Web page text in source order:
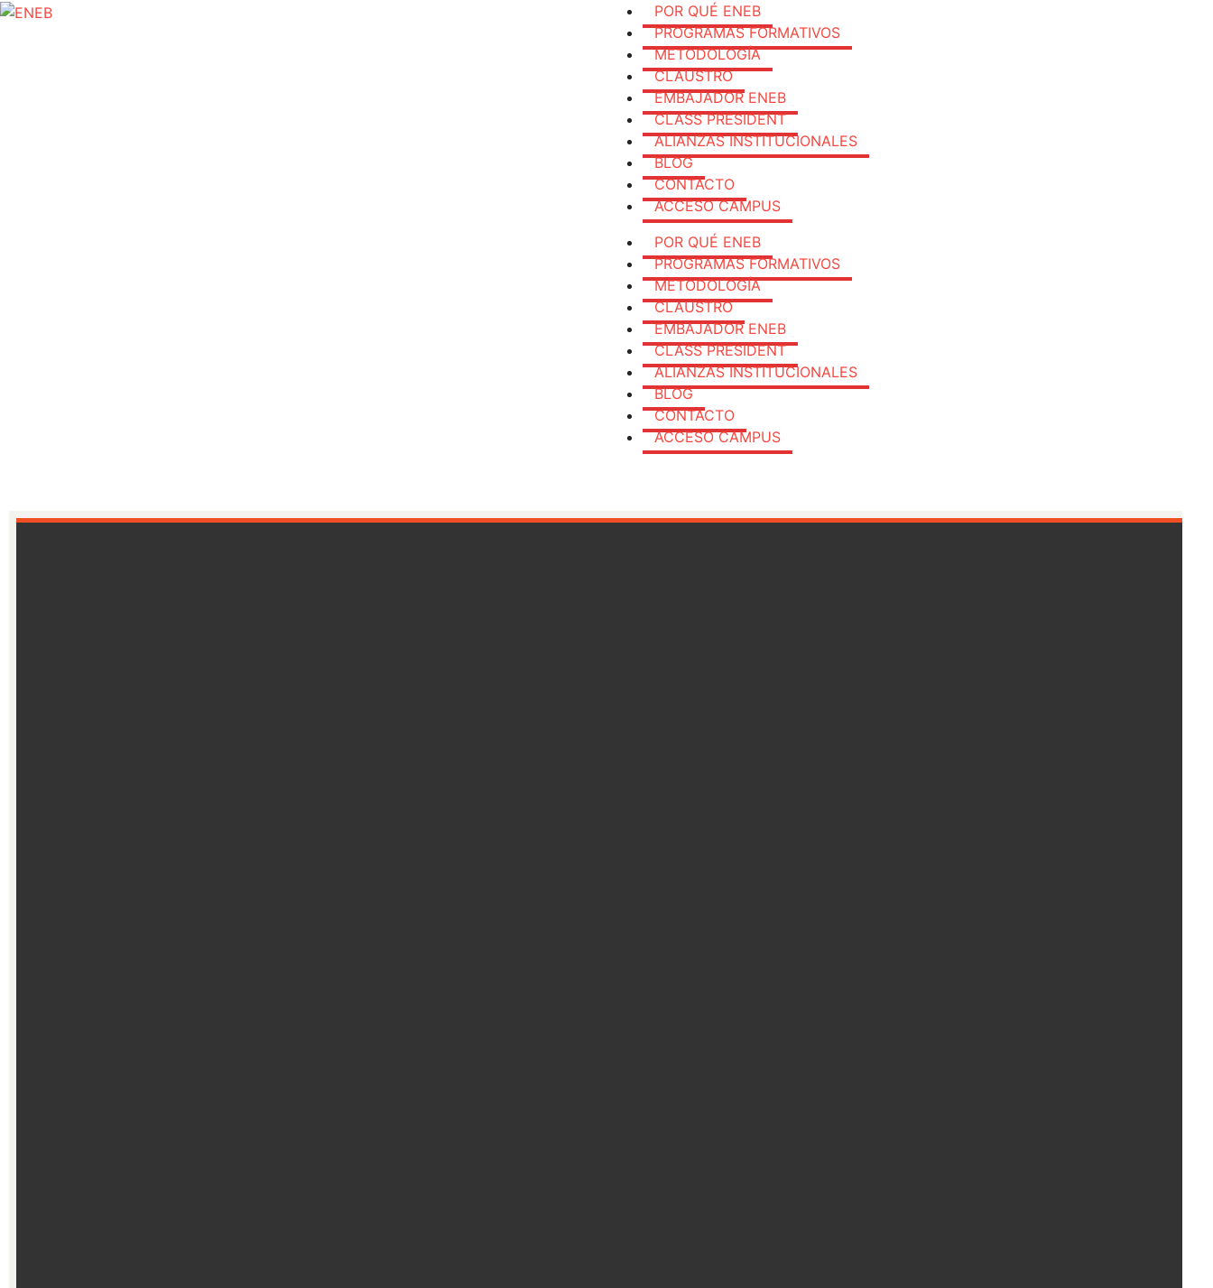
POR QUÉ ENEB
PROGRAMAS FORMATIVOS
METODOLOGÍA
CLAUSTRO
EMBAJADOR ENEB
CLASS PRESIDENT
ALIANZAS INSTITUCIONALES
BLOG
CONTACTO
ACCESO CAMPUS
POR QUÉ ENEB
PROGRAMAS FORMATIVOS
METODOLOGÍA
CLAUSTRO
EMBAJADOR ENEB
CLASS PRESIDENT
ALIANZAS INSTITUCIONALES
BLOG
CONTACTO
ACCESO CAMPUS